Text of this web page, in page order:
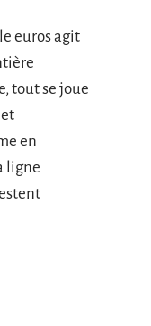
euros agit
tout se joue
en
ligne